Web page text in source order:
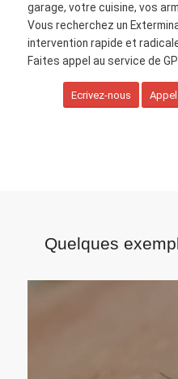
garage, votre cuisine, vos
Vous recherchez un
intervention rapide et
Faites appel au service de
Ecrivez-nous Appel
Quelques